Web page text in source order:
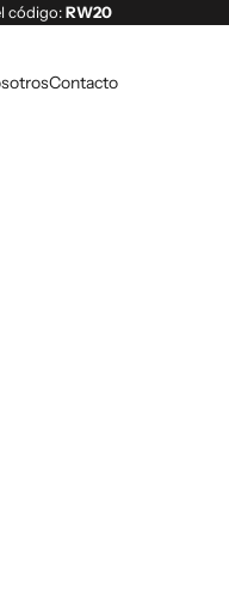
código:RW20
Contacto